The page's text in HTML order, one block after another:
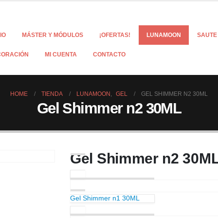
MÁSTER Y MÓDULOS ¡OFERTAS! LUNAMOON
MI CUENTA CONTACTO
HOME TIENDA LUNAMOON , GEL GEL SHIMMER N2 30ML
Gel Shimmer n2 30ML
Gel Shimmer n2
Gel Shimmer n1 30ML